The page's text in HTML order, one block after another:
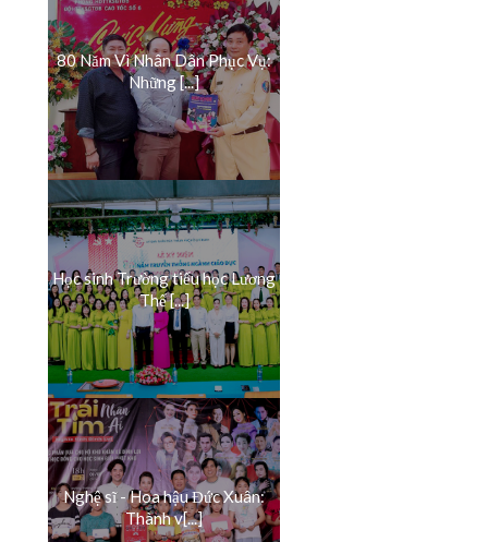
80 Năm Vì Nhân Dân Phục Vụ:
Những [...]
Học sinh Trường tiểu học Lương
Thế [...]
Nghệ sĩ - Hoa hậu Đức Xuân:
Thành v[...]